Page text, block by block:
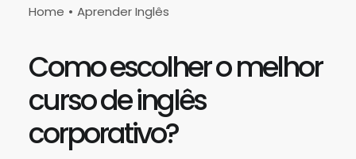
Home Aprender Inglês
Como escolher o melhor
curso de inglês
corporativo?